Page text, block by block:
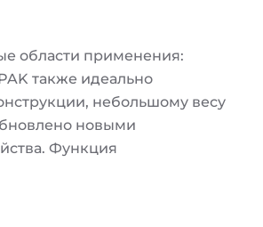
области применения:
также идеально
небольшому весу
новыми
Функция